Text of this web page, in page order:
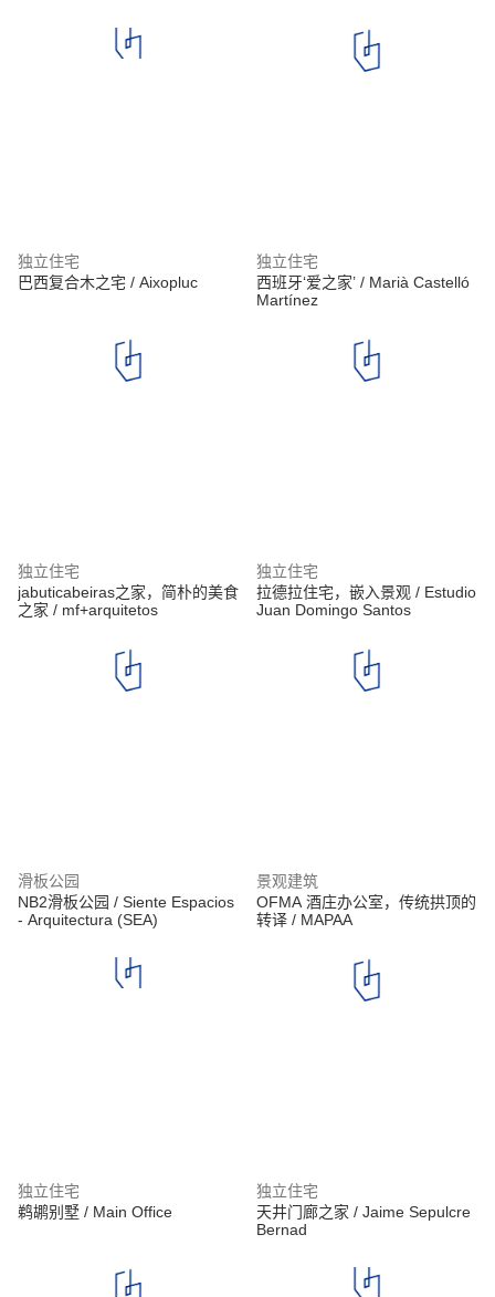
独立住宅
巴西复合木之宅 / Aixopluc
独立住宅
西班牙‘爱之家’ / Marià Castelló
Martínez
独立住宅
jabuticabeiras之家，简朴的美食
之家 / mf+arquitetos
独立住宅
拉德拉住宅，嵌入景观 / Estudio
Juan Domingo Santos
滑板公园
NB2滑板公园 / Siente Espacios
- Arquitectura (SEA)
景观建筑
OFMA 酒庄办公室，传统拱顶的
转译 / MAPAA
独立住宅
鹈鹕别墅 / Main Office
独立住宅
天井门廊之家 / Jaime Sepulcre
Bernad